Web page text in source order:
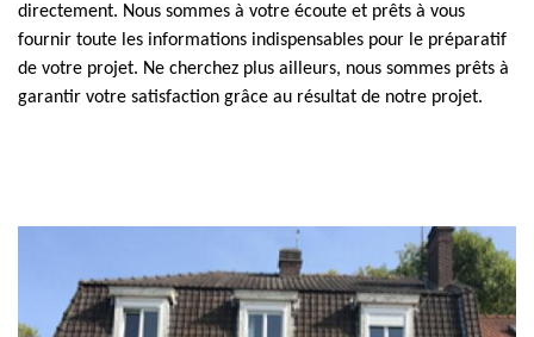
directement. Nous sommes à votre écoute et prêts à vous
fournir toute les informations indispensables pour le préparatif
de votre projet. Ne cherchez plus ailleurs, nous sommes prêts à
garantir votre satisfaction grâce au résultat de notre projet.